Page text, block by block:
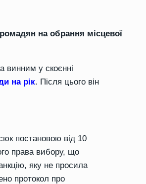
на обрання місцевої
винним у скоєнні
на рік. Після цього він
постановою від 10
права вибору, що
яку не просила
протокол про